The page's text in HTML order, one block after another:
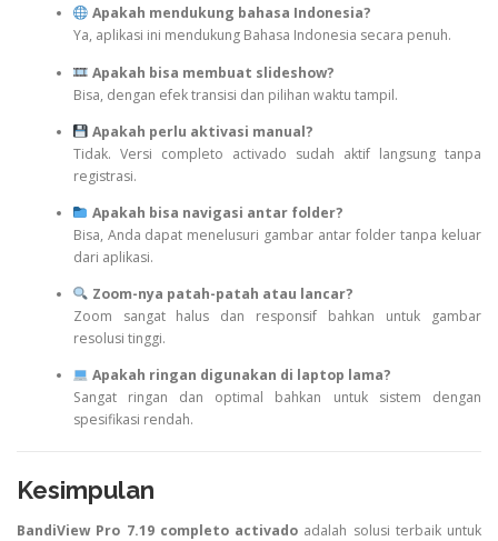
Apakah mendukung bahasa Indonesia?
Ya, aplikasi ini mendukung Bahasa Indonesia secara penuh.
Apakah bisa membuat slideshow?
Bisa, dengan efek transisi dan pilihan waktu tampil.
Apakah perlu aktivasi manual?
Tidak. Versi completo activado sudah aktif langsung tanpa
registrasi.
Apakah bisa navigasi antar folder?
Bisa, Anda dapat menelusuri gambar antar folder tanpa keluar
dari aplikasi.
Zoom-nya patah-patah atau lancar?
Zoom sangat halus dan responsif bahkan untuk gambar
resolusi tinggi.
Apakah ringan digunakan di laptop lama?
Sangat ringan dan optimal bahkan untuk sistem dengan
spesifikasi rendah.
Kesimpulan
BandiView Pro 7.19 completo activado adalah solusi terbaik untuk